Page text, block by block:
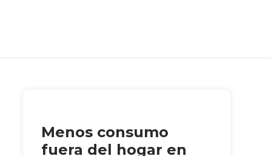
Menos consumo
fuera del hogar en